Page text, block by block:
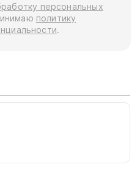
персональных
политику
.